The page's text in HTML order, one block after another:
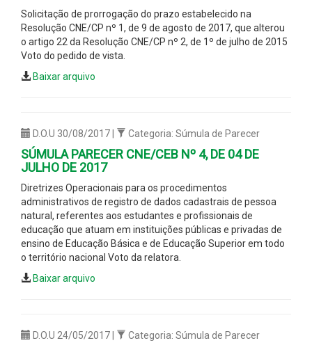
Solicitação de prorrogação do prazo estabelecido na
Resolução CNE/CP nº 1, de 9 de agosto de 2017, que alterou
o artigo 22 da Resolução CNE/CP nº 2, de 1º de julho de 2015
Voto do pedido de vista.
Baixar arquivo
D.O.U 30/08/2017 | Categoria: Súmula de Parecer
SÚMULA PARECER CNE/CEB Nº 4, DE 04 DE
JULHO DE 2017
Diretrizes Operacionais para os procedimentos
administrativos de registro de dados cadastrais de pessoa
natural, referentes aos estudantes e profissionais de
educação que atuam em instituições públicas e privadas de
ensino de Educação Básica e de Educação Superior em todo
o território nacional Voto da relatora.
Baixar arquivo
D.O.U 24/05/2017 | Categoria: Súmula de Parecer